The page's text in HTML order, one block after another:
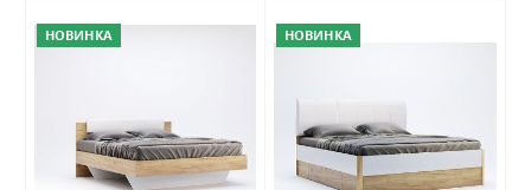
НОВИНКА НОВИНКА